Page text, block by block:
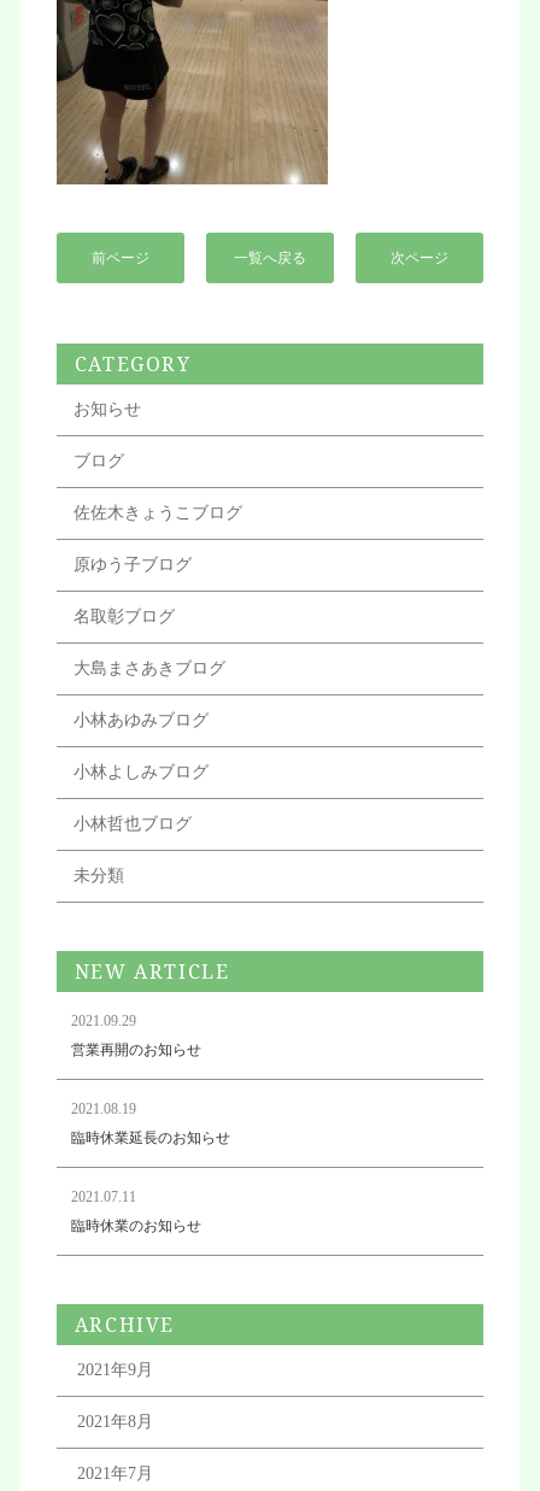
前ページ 一覧へ戻る 次ページ
CATEGORY
お知らせ
ブログ
佐佐木きょうこブログ
原ゆう子ブログ
名取彰ブログ
大島まさあきブログ
小林あゆみブログ
小林よしみブログ
小林哲也ブログ
未分類
NEW ARTICLE
2021.09.29
営業再開のお知らせ
2021.08.19
臨時休業延長のお知らせ
2021.07.11
臨時休業のお知らせ
ARCHIVE
2021年9月
2021年8月
2021年7月